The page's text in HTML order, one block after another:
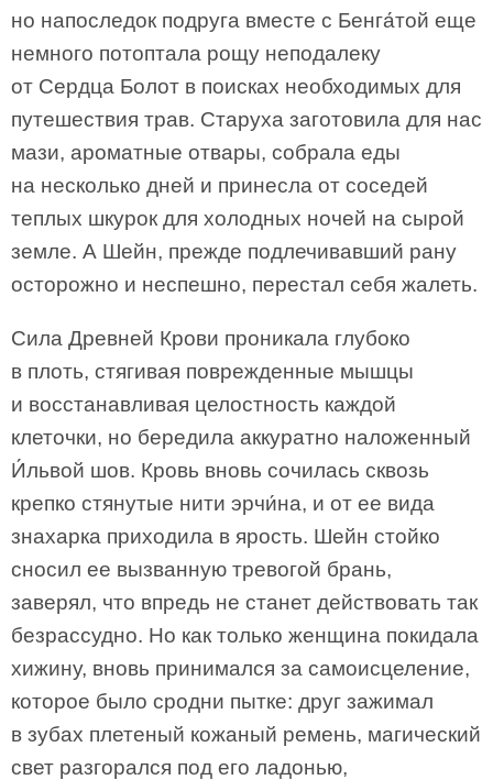
но напоследок подруга вместе с Бенга́той еще
немного потоптала рощу неподалеку
от Сердца Болот в поисках необходимых для
путешествия трав. Старуха заготовила для нас
мази, ароматные отвары, собрала еды
на несколько дней и принесла от соседей
теплых шкурок для холодных ночей на сырой
земле. А Шейн, прежде подлечивавший рану
осторожно и неспешно, перестал себя жалеть.
Сила Древней Крови проникала глубоко
в плоть, стягивая поврежденные мышцы
и восстанавливая целостность каждой
клеточки, но бередила аккуратно наложенный
И́львой шов. Кровь вновь сочилась сквозь
крепко стянутые нити эрчи́на, и от ее вида
знахарка приходила в ярость. Шейн стойко
сносил ее вызванную тревогой брань,
заверял, что впредь не станет действовать так
безрассудно. Но как только женщина покидала
хижину, вновь принимался за самоисцеление,
которое было сродни пытке: друг зажимал
в зубах плетеный кожаный ремень, магический
свет разгорался под его ладонью,